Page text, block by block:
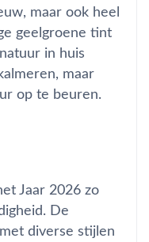
maar ook heel
geelgroene tint
in huis
maar
op te beuren.
Jaar 2026 zo
De
diverse stijlen